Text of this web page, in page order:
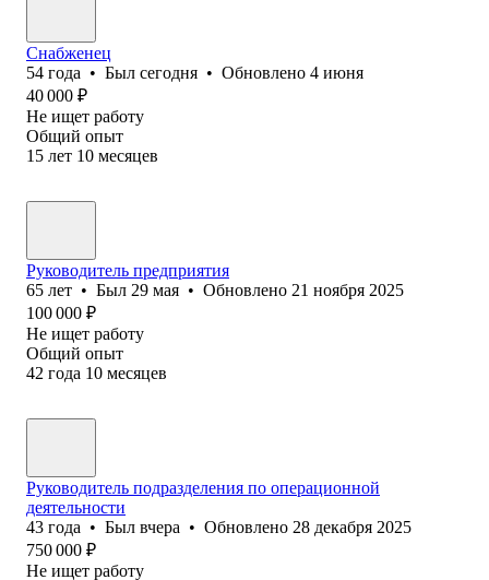
Снабженец
54 года • Был сегодня • Обновлено 4 июня
40 000 ₽
Не ищет работу
Общий опыт
15 лет 10 месяцев
Руководитель предприятия
65 лет • Был 29 мая • Обновлено 21 ноября 2025
100 000 ₽
Не ищет работу
Общий опыт
42 года 10 месяцев
Руководитель подразделения по операционной
деятельности
43 года • Был вчера • Обновлено 28 декабря 2025
750 000 ₽
Не ищет работу